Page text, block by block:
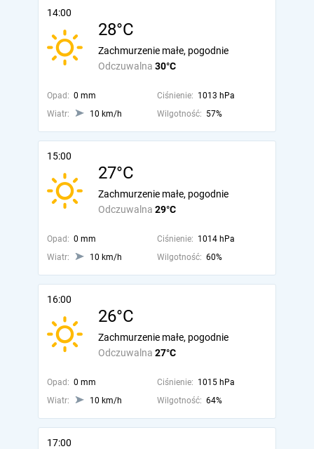
14:00
28°C
Odczuwalna 30°C
Zachmurzenie małe, pogodnie
Opad: 0 mm Ciśnienie: 1013 hPa
Wiatr:
10 km/h Wilgotność: 57%
15:00
27°C
Odczuwalna 29°C
Zachmurzenie małe, pogodnie
Opad: 0 mm Ciśnienie: 1014 hPa
Wiatr:
10 km/h Wilgotność: 60%
16:00
26°C
Odczuwalna 27°C
Zachmurzenie małe, pogodnie
Opad: 0 mm Ciśnienie: 1015 hPa
Wiatr:
10 km/h Wilgotność: 64%
17:00